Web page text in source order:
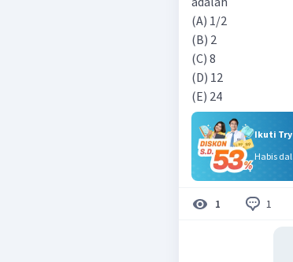
(A) 1/2
(B) 2
(C) 8
(D) 12
(E) 24
Ikuti
Habis
1 1